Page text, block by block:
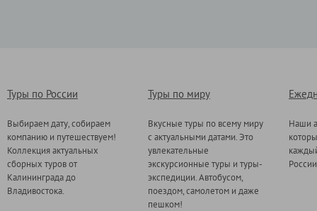
Туры по России
Выбираем дату, собираем
компанию и путешествуем!
Коллекция актуальных
сборных туров от
Калининграда до
Владивостока.
Туры по миру
Вкусные туры по всему миру
с актуальными датами. Это
увлекательные
экскурсионные туры и туры-
экспедиции. Автобусом,
поездом, самолетом и даже
пешком!
Наши